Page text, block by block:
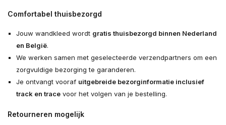
Comfortabel thuisbezorgd
Jouw wandkleed wordt gratis thuisbezorgd binnen Nederland
en België.
We werken samen met geselecteerde verzendpartners om een
zorgvuldige bezorging te garanderen.
Je ontvangt vooraf uitgebreide bezorginformatie inclusief
track en tracevoor het volgen van je bestelling.
Retourneren mogelijk